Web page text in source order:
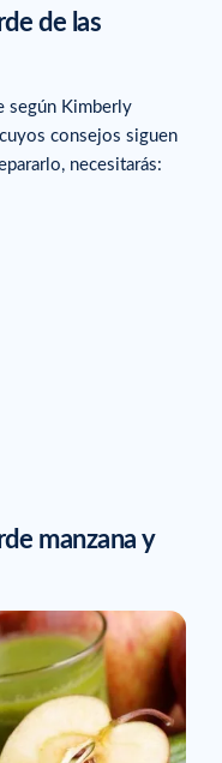
de las
según Kimberly
consejos siguen
necesitarás:
manzana y